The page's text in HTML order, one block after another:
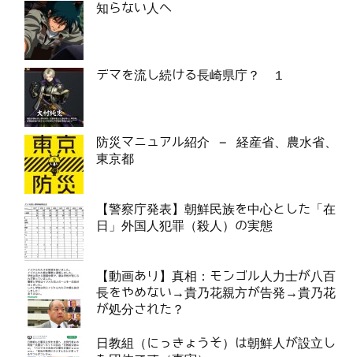
知らない人へ
デマを流し続ける長崎県庁？ １
防災マニュアル紹介 – 経産省、農水省、
東京都
【警察庁発表】朝鮮民族を中心とした「在
日」外国人犯罪（殺人）の実態
【動画あり】真相：モンゴル人力士が八百
長をやめない→貴乃花親方が告発→貴乃花
が処分された？
日教組（にっきょうそ）は朝鮮人が設立し